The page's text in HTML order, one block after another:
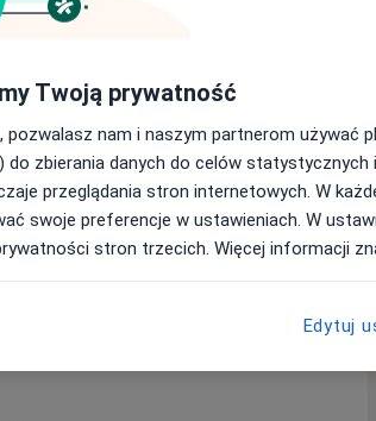
w Bydgoszczy w 2017r.
którą realizuję w
Wyszyńskiego w Łomży.
Otorynolaryngologów
i zjazdach Polskich oraz
podejście do każdego pacjenta oraz
standardów i zaleceń.
Twoją prywatność
pozwalasz nam i naszym partnerom używać
do zbierania danych do celów
przeglądania stron internetowych. W
swoje preferencje w ustawieniach. W
stron trzecich. Więcej informacji
Edytuj